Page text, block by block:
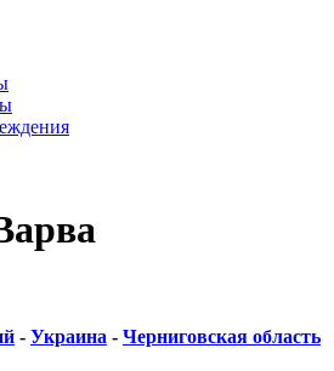
- Украина - Черниговская область